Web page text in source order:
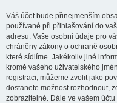
Váš účet bude přinejmenším
používané při přihlašování do
adresu. Vaše osobní údaje pro
chráněny zákony o ochraně
které sídlíme. Jakékoliv jiné
kromě vašeho uživatelského
registraci, můžeme zvolit jako
dostanete možnost rozhodnout,
zobrazitelné. Dále ve vašem